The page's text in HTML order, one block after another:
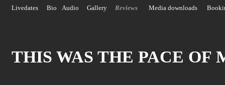
Livedates Bio Audio Gallery Reviews Media downloads
THIS WAS THE PACE OF